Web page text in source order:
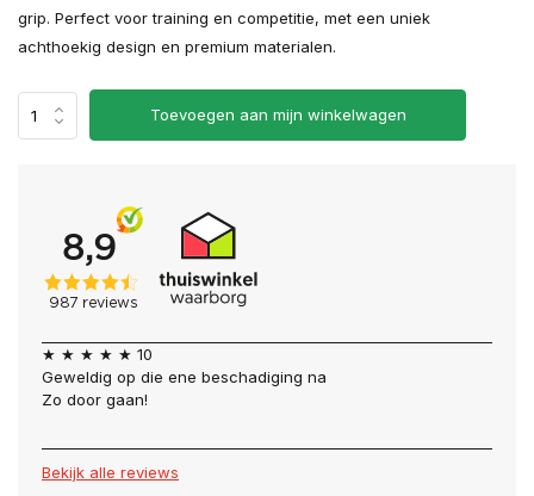
grip. Perfect voor training en competitie, met een uniek
achthoekig design en premium materialen.
Toevoegen aan mijn winkelwagen
★ ★ ★ ★ ★ 10
Geweldig op die ene beschadiging na
Zo door gaan!
Bekijk alle reviews